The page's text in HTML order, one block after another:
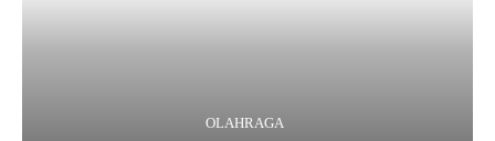
OLAHRAGA